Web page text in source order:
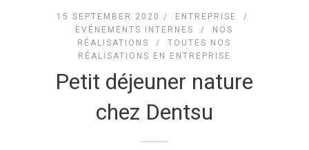
15 SEPTEMBER 2020 / ENTREPRISE
/
EVÉNEMENTS INTERNES
/
NOS
RÉALISATIONS
/TOUTES NOS
RÉALISATIONS EN ENTREPRISE
Petit déjeuner nature
chez Dentsu